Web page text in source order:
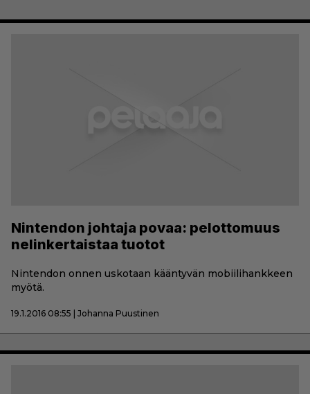
Nintendon johtaja povaa: pelottomuus
nelinkertaistaa tuotot
Nintendon onnen uskotaan kääntyvän mobiilihankkeen
myötä.
19.1.2016 08:55 | Johanna Puustinen